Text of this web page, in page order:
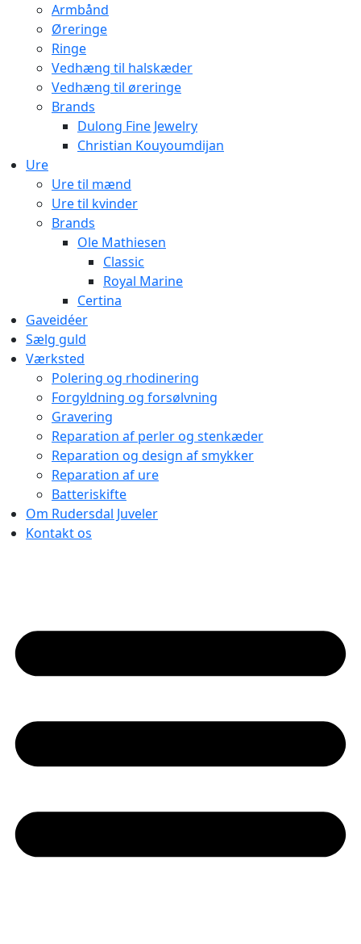
Armbånd
Øreringe
Ringe
Vedhæng til halskæder
Vedhæng til øreringe
Brands
Dulong Fine Jewelry
Christian Kouyoumdijan
Ure
Ure til mænd
Ure til kvinder
Brands
Ole Mathiesen
Classic
Royal Marine
Certina
Gaveidéer
Sælg guld
Værksted
Polering og rhodinering
Forgyldning og forsølvning
Gravering
Reparation af perler og stenkæder
Reparation og design af smykker
Reparation af ure
Batteriskifte
Om Rudersdal Juveler
Kontakt os